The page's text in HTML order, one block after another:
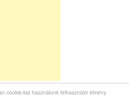
cookie-kat használunk felhasználói élmény